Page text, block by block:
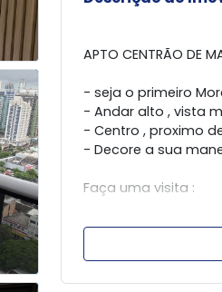
APTO CENTRÃO DE
- seja o primeiro
- Andar alto , vista
- Centro , proximo
- Decore a sua
Faça uma visita :
TRATAR :
- Luis Hayashi
- José Dirley whats